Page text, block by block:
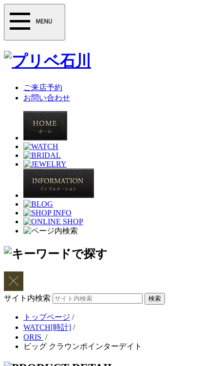
ご来店予約
お問い合わせ
サイト内検索
トップページ /
WATCH[時計] /
ORIS /
ビッグ クラウンポインターデイト